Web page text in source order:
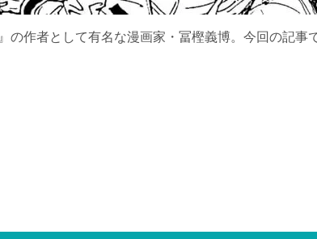
』の作者として有名な漫画家・冨樫義博。今回の記事